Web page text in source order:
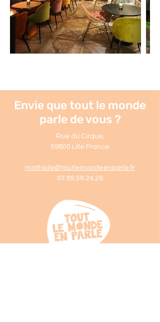
Envie que tout le monde
parle de vous ?
Rue du Cirque,
59800 Lille France
mathilde@toutlemondeenparle.fr
07.85.58.24.26